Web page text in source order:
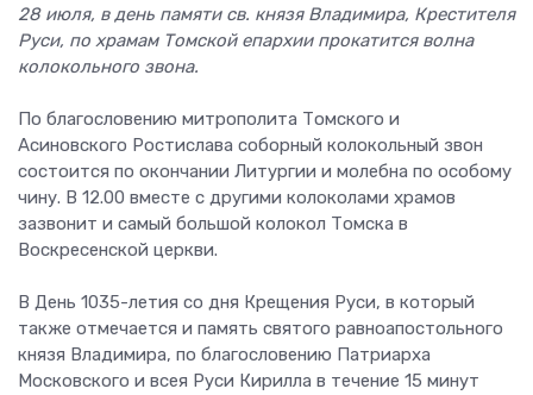
28 июля, в день памяти св. князя Владимира, Крестителя
Руси, по храмам Томской епархии прокатится волна
колокольного звона.
По благословению митрополита Томского и
Асиновского Ростислава соборный колокольный звон
состоится по окончании Литургии и молебна по особому
чину. В 12.00 вместе с другими колоколами храмов
зазвонит и самый большой колокол Томска в
Воскресенской церкви.
В День 1035-летия со дня Крещения Руси, в который
также отмечается и память святого равноапостольного
князя Владимира, по благословению Патриарха
Московского и всея Руси Кирилла в течение 15 минут